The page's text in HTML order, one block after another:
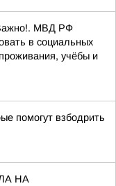
МВД РФ
в социальных
учёбы и
помогут взбодрить
НА